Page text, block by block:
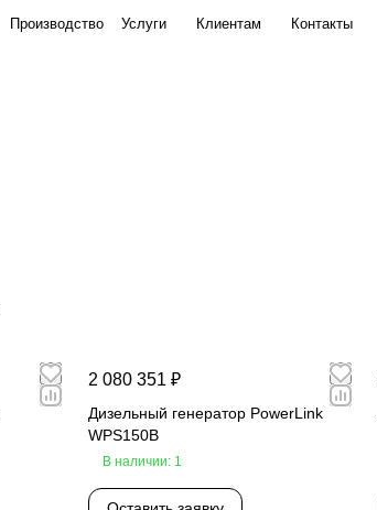
Производство Услуги Клиентам Контакты
2 080 351 ₽
Дизельный генератор PowerLink
WPS150B
В наличии: 1